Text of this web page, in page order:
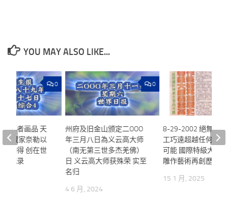
YOU MAY ALSO LIKE...
0
州府及旧金山颁定二OOO
年三月八日為义云高大师
（南无第三世多杰羌佛）
日 义云高大师获殊荣 实至
名归
4 6 月, 2024
8-29-2002 絕無僅
工巧遠超越任何被
可能 國際特級大師
雕作藝術再創歷史
15 1 月, 2025
0
王尊者画品 天
收藏家奈勒以
元购得 创在世
交纪录